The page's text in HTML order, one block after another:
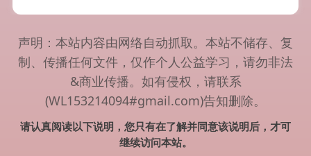
声明：本站内容由网络自动抓取。本站不储存、复
制、传播任何文件，仅作个人公益学习，请勿非法
&商业传播。如有侵权，请联系
(WL153214094#gmail.com)告知删除。
请认真阅读以下说明，您只有在了解并同意该说明后，才可
继续访问本站。